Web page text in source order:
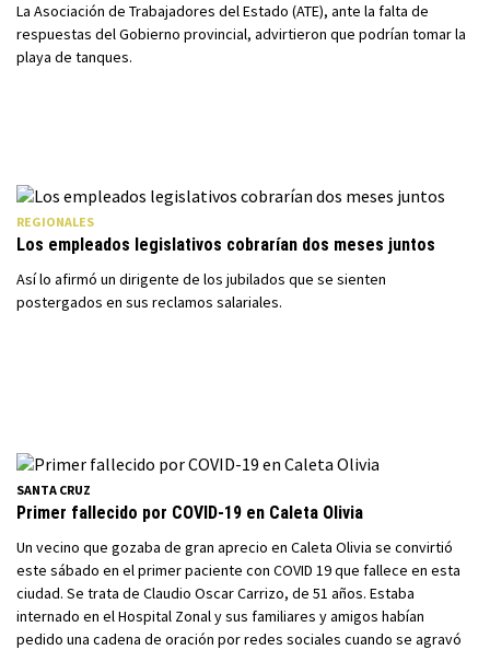
La Asociación de Trabajadores del Estado (ATE), ante la falta de
respuestas del Gobierno provincial, advirtieron que podrían tomar la
playa de tanques.
REGIONALES
Los empleados legislativos cobrarían dos meses juntos
Así lo afirmó un dirigente de los jubilados que se sienten
postergados en sus reclamos salariales.
SANTA CRUZ
Primer fallecido por COVID-19 en Caleta Olivia
Un vecino que gozaba de gran aprecio en Caleta Olivia se convirtió
este sábado en el primer paciente con COVID 19 que fallece en esta
ciudad. Se trata de Claudio Oscar Carrizo, de 51 años. Estaba
internado en el Hospital Zonal y sus familiares y amigos habían
pedido una cadena de oración por redes sociales cuando se agravó